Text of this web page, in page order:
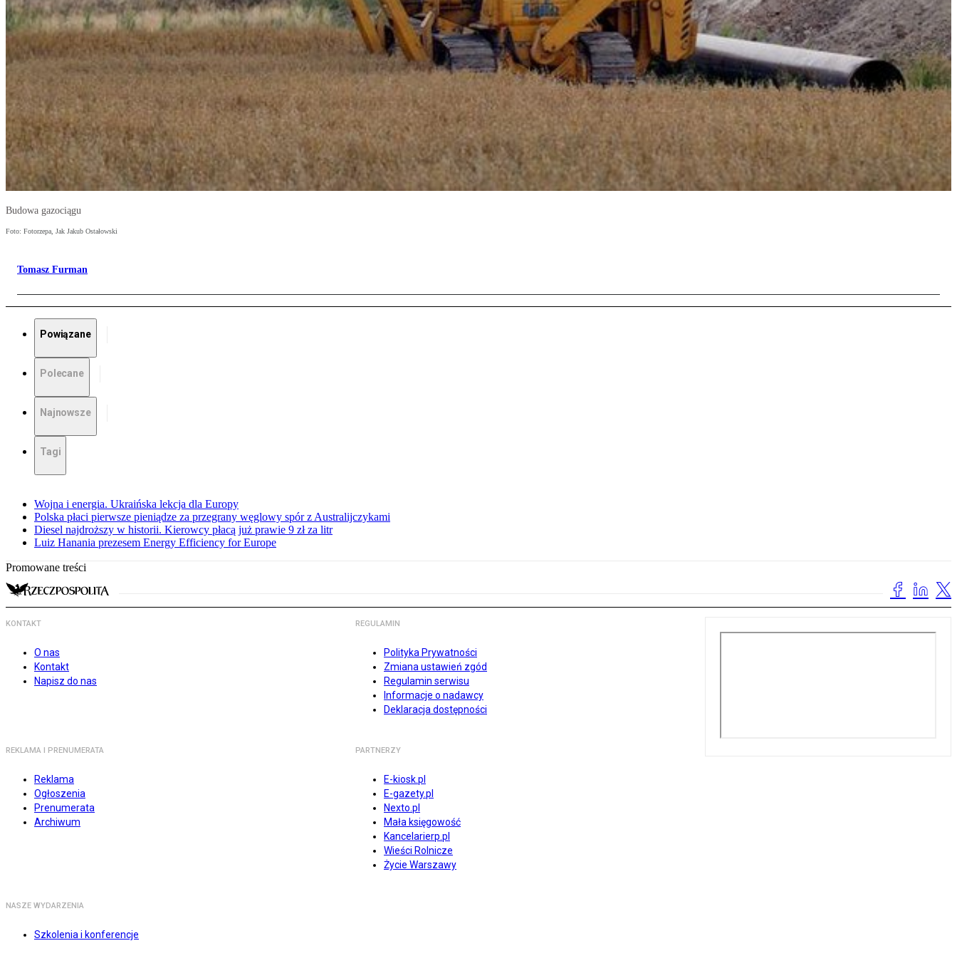
Budowa gazociągu
Foto: Fotorzepa, Jak Jakub Ostałowski
Tomasz Furman
Powiązane
Polecane
Najnowsze
Tagi
Wojna i energia. Ukraińska lekcja dla Europy
Polska płaci pierwsze pieniądze za przegrany węglowy spór z Australijczykami
Diesel najdroższy w historii. Kierowcy płacą już prawie 9 zł za litr
Luiz Hanania prezesem Energy Efficiency for Europe
Promowane treści
KONTAKT
O nas
Kontakt
Napisz do nas
REGULAMIN
Polityka Prywatności
Zmiana ustawień zgód
Regulamin serwisu
Informacje o nadawcy
Deklaracja dostępności
REKLAMA I PRENUMERATA
Reklama
Ogłoszenia
Prenumerata
Archiwum
PARTNERZY
E-kiosk.pl
E-gazety.pl
Nexto.pl
Mała księgowość
Kancelarierp.pl
Wieści Rolnicze
Życie Warszawy
NASZE WYDARZENIA
Szkolenia i konferencje